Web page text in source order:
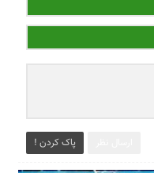
پاک کردن !